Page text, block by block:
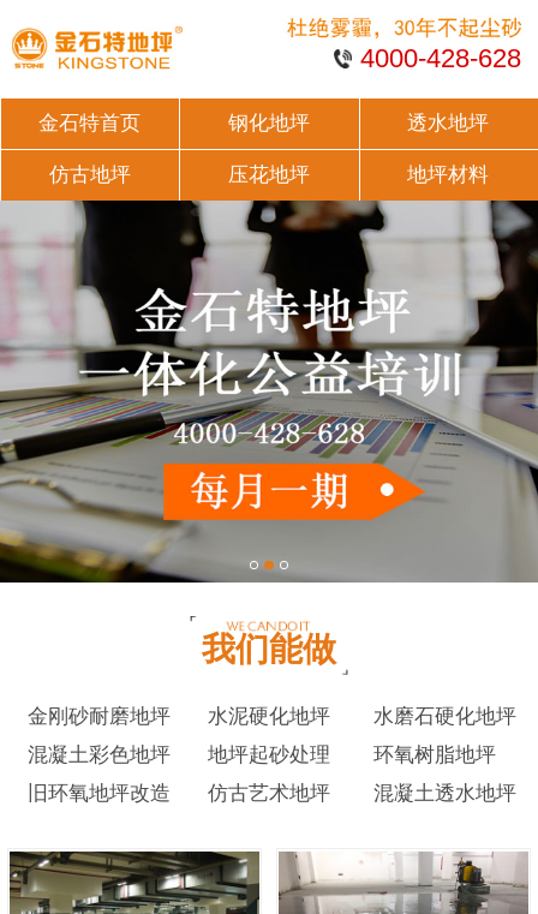
4000-428-628
金石特首页 钢化地坪 透水地坪
仿古地坪 压花地坪 地坪材料
我们能做
金刚砂耐磨地坪 水泥硬化地坪
水磨石硬化地坪
混凝土彩色地坪
地坪起砂处理
环氧树脂地坪
旧环氧地坪改造
仿古艺术地坪 混凝土透水地坪